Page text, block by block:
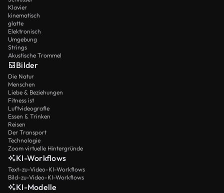
Klavier
kinematisch
glatte
Elektronisch
Umgebung
Strings
Akustische Trommel
Bilder
Die Natur
Menschen
Liebe & Beziehungen
Fitness ist
Luftvideografie
Essen & Trinken
Reisen
Der Transport
Technologie
Zoom virtuelle Hintergründe
KI-Workflows
Text-zu-Video-KI-Workflows
Bild-zu-Video-KI-Workflows
KI-Modelle